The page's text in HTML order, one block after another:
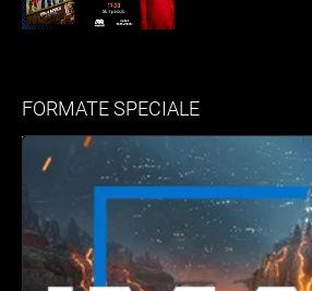
FORMATE SPECIALE